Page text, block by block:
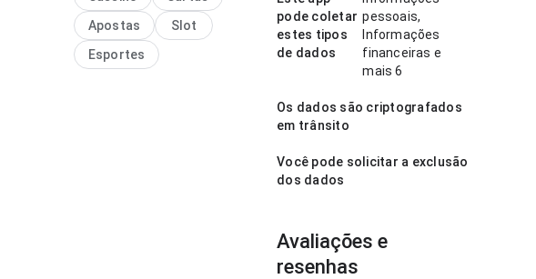
equilíbrio torna o app mais
interessante para testar.
Apostas
Slot
Esportes
pode coletar
estes tipos
de dados
pessoais,
Informações
financeiras e
mais 6
Os dados são criptografados
em trânsito
Você pode solicitar a exclusão
dos dados
Avaliações e
resenhas